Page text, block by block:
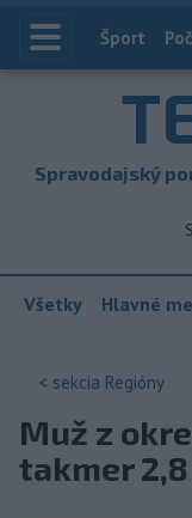
Index
Šport
Spravodajský
Všetky Hlavné
< sekcia Regióny
Muž z
takmer